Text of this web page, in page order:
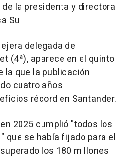
de la presidenta y directora
Su.
delegada de
(4ª), aparece en el quinto
la que la publicación
cuatro años
récord en Santander.
2025 cumplió "todos los
que se había fijado para el
los 180 millones